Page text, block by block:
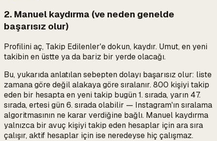
2. Manuel kaydırma (ve neden genelde
başarısız olur)
Profilini aç, Takip Edilenler'e dokun, kaydır. Umut, en yeni
takibin en üstte ya da bariz bir yerde olacağı.
Bu, yukarıda anlatılan sebepten dolayı başarısız olur: liste
zamana göre değil alakaya göre sıralanır. 800 kişiyi takip
eden bir hesapta en yeni takip bugün 1. sırada, yarın 47.
sırada, ertesi gün 6. sırada olabilir — Instagram'ın sıralama
algoritmasının ne karar verdiğine bağlı. Manuel kaydırma
yalnızca bir avuç kişiyi takip eden hesaplar için ara sıra
çalışır, aktif hesaplar için ise neredeyse hiç çalışmaz.